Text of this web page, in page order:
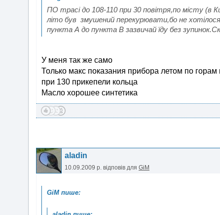
ПО трасі до 108-110 при 30 повітря,по місту (в
літо був змушений перекурювати,бо не
пункта А до пункта В зазвичай їду без
У меня так же само
Только макс показания прибора летом по горам
при 130 прикепели кольца
Масло хорошее синтетика
aladin
10.09.2009 р. відповів для GiM